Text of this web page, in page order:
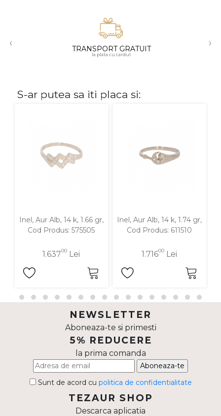
18K
‹ TRANSPORT GRATUIT
la plata cu cardul
›
S-ar putea sa iti placa si:
Inel, Aur Alb, 14 k, 1.66 gr,
Cod Produs: 575505
1.63700 Lei
Inel, Aur Alb, 14 k, 1.74 gr,
Cod Produs: 611510
1.71600 Lei
NEWSLETTER
Aboneaza-te si primesti
5% REDUCERE
la prima comanda
Aboneaza-te
Sunt de acord cu politica de confidentialitate
TEZAUR SHOP
Descarca aplicatia